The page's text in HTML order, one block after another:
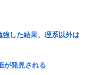
尊い漫画、「おっさん
90万円と判明…
強した結果、理系以外は
が発見される